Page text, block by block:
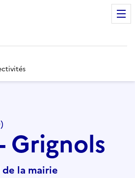
Grignols
la mairie